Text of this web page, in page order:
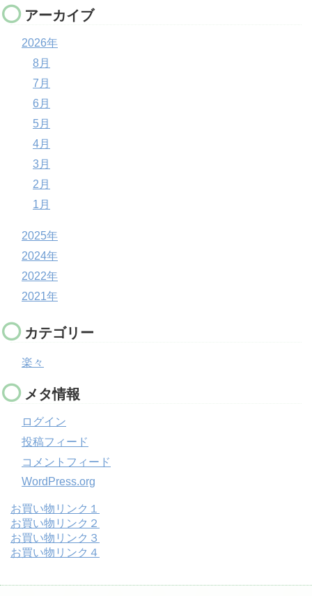
アーカイブ
2026年
8月
7月
6月
5月
4月
3月
2月
1月
2025年
2024年
2022年
2021年
カテゴリー
楽々
メタ情報
ログイン
投稿フィード
コメントフィード
WordPress.org
お買い物リンク１
お買い物リンク２
お買い物リンク３
お買い物リンク４